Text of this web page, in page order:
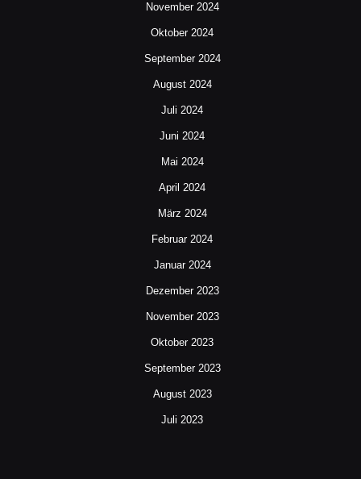
November 2024
Oktober 2024
September 2024
August 2024
Juli 2024
Juni 2024
Mai 2024
April 2024
März 2024
Februar 2024
Januar 2024
Dezember 2023
November 2023
Oktober 2023
September 2023
August 2023
Juli 2023